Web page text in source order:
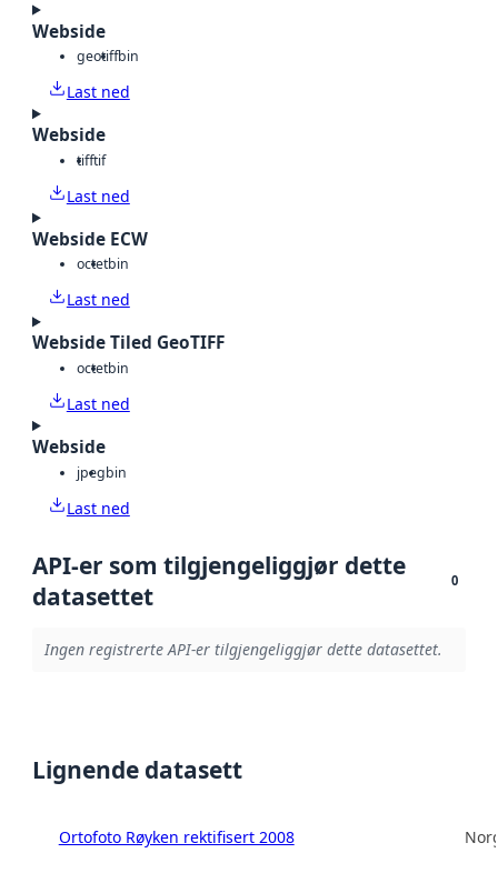
Webside
geotiffbin
Last ned
Webside
tifftif
Last ned
Webside ECW
octetbin
Last ned
Webside Tiled GeoTIFF
octetbin
Last ned
Webside
jpegbin
Last ned
API-er som tilgjengeliggjør dette
datasettet
0
Ingen registrerte API-er tilgjengeliggjør dette datasettet.
Lignende datasett
Ortofoto Røyken rektifisert 2008